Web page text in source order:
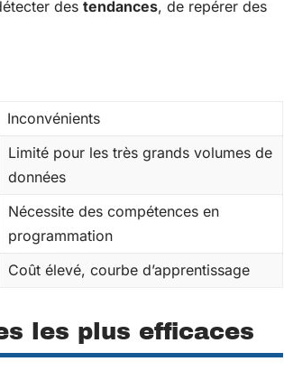
des tendances, de repérer des
Inconvénients
Limité pour les très grands volumes de
données
Nécessite des compétences en
programmation
Coût élevé, courbe d’apprentissage
les plus efficaces